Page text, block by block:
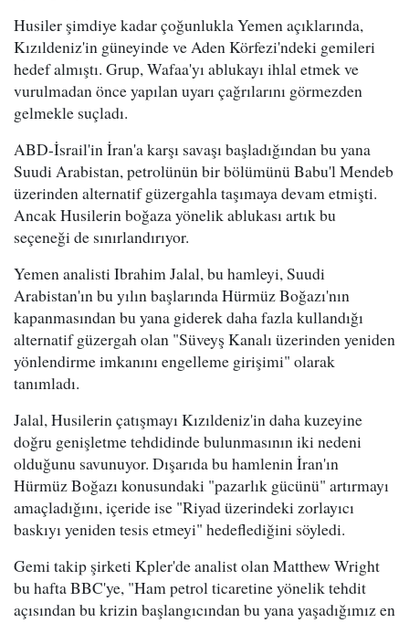
Husiler şimdiye kadar çoğunlukla Yemen açıklarında,
Kızıldeniz'in güneyinde ve Aden Körfezi'ndeki gemileri
hedef almıştı. Grup, Wafaa'yı ablukayı ihlal etmek ve
vurulmadan önce yapılan uyarı çağrılarını görmezden
gelmekle suçladı.
ABD-İsrail'in İran'a karşı savaşı başladığından bu yana
Suudi Arabistan, petrolünün bir bölümünü Babu'l Mendeb
üzerinden alternatif güzergahla taşımaya devam etmişti.
Ancak Husilerin boğaza yönelik ablukası artık bu
seçeneği de sınırlandırıyor.
Yemen analisti Ibrahim Jalal, bu hamleyi, Suudi
Arabistan'ın bu yılın başlarında Hürmüz Boğazı'nın
kapanmasından bu yana giderek daha fazla kullandığı
alternatif güzergah olan "Süveyş Kanalı üzerinden yeniden
yönlendirme imkanını engelleme girişimi" olarak
tanımladı.
Jalal, Husilerin çatışmayı Kızıldeniz'in daha kuzeyine
doğru genişletme tehdidinde bulunmasının iki nedeni
olduğunu savunuyor. Dışarıda bu hamlenin İran'ın
Hürmüz Boğazı konusundaki "pazarlık gücünü" artırmayı
amaçladığını, içeride ise "Riyad üzerindeki zorlayıcı
baskıyı yeniden tesis etmeyi" hedeflediğini söyledi.
Gemi takip şirketi Kpler'de analist olan Matthew Wright
bu hafta BBC'ye, "Ham petrol ticaretine yönelik tehdit
açısından bu krizin başlangıcından bu yana yaşadığımız en